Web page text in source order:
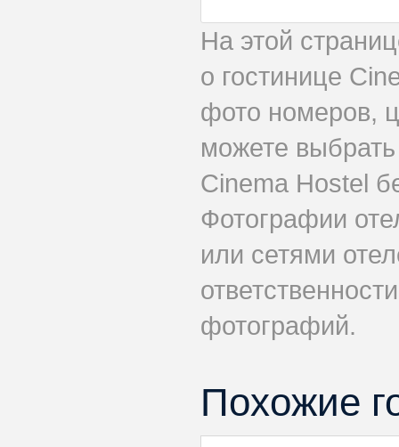
На этой
о гостинице
фото номеров,
можете
Cinema Hostel
Фотографии
или сетями
фотографий.
Похожие